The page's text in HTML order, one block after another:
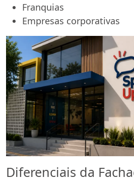
Franquias
Empresas corporativas
Diferenciais da